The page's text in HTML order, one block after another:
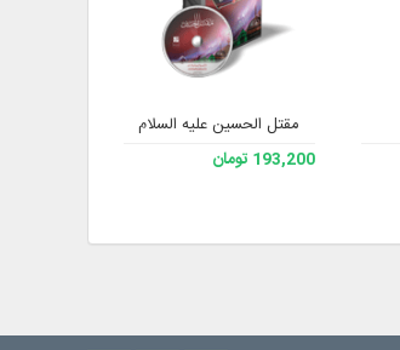
مقتل الحسین علیه السلام
193,200 تومان